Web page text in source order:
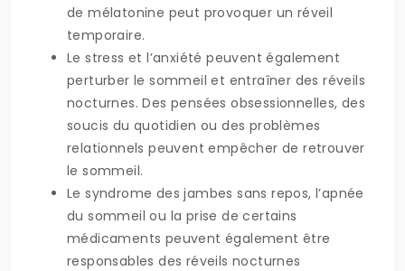
de mélatonine peut provoquer un réveil
temporaire.
Le stress et l’anxiété peuvent également
perturber le sommeil et entraîner des réveils
nocturnes. Des pensées obsessionnelles, des
soucis du quotidien ou des problèmes
relationnels peuvent empêcher de retrouver
le sommeil.
Le syndrome des jambes sans repos, l’apnée
du sommeil ou la prise de certains
médicaments peuvent également être
responsables des réveils nocturnes